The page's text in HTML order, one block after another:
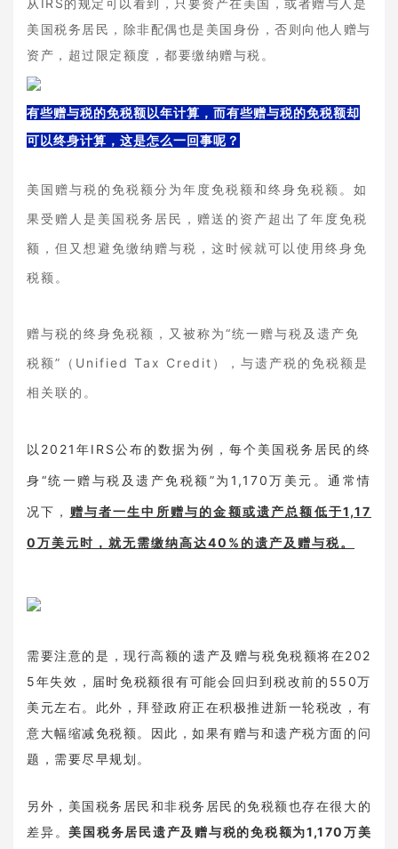
从IRS的规定可以看到，只要资产在美国，或者赠与人是
美国税务居民，除非配偶也是美国身份，否则向他人赠与
资产，超过限定额度，都要缴纳赠与税。
有些赠与税的免税额以年计算，而有些赠与税的免税额却
可以终身计算，这是怎么一回事呢？
美国赠与税的免税额分为年度免税额和终身免税额。如
果受赠人是美国税务居民，赠送的资产超出了年度免税
额，但又想避免缴纳赠与税，这时候就可以使用终身免
税额。
赠与税的终身免税额，又被称为“统一赠与税及遗产免
税额”（Unified Tax Credit），与遗产税的免税额是
相关联的。
以2021年IRS公布的数据为例，每个美国税务居民的终
身“统一赠与税及遗产免税额”为1,170万美元。通常情
况下， 赠与者一生中所赠与的金额或遗产总额低于1,17
0万美元时，就无需缴纳高达40%的遗产及赠与税。
需要注意的是，现行高额的遗产及赠与税免税额将在202
5年失效，届时免税额很有可能会回归到税改前的550万
美元左右。此外，拜登政府正在积极推进新一轮税改，有
意大幅缩减免税额。因此，如果有赠与和遗产税方面的问
题，需要尽早规划。
另外，美国税务居民和非税务居民的免税额也存在很大的
差异。美国税务居民遗产及赠与税的免税额为1,170万美